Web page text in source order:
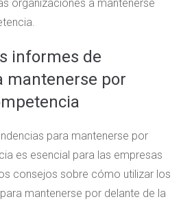
organizaciones a mantenerse
informes de
mantenerse por
para mantenerse por
es esencial para las empresas
consejos sobre cómo utilizar los
mantenerse por delante de la